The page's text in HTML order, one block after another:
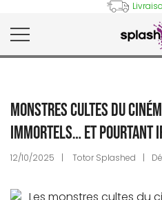
to
content
Monstres cultes du
immortels… et pourtant
12/10/2025 Totor Splashed